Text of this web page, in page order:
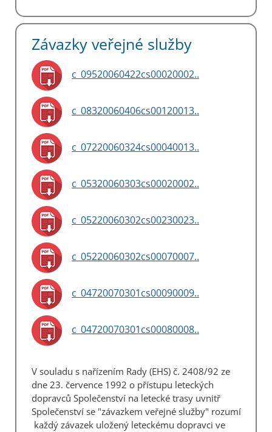
Závazky veřejné služby
c_09520060422cs00020002..
c_08320060406cs00120013..
c_07220060324cs00040013..
c_05320060303cs00020002..
c_05220060302cs00230023..
c_05220060302cs00070007..
c_04720070301cs00090009..
c_04720070301cs00080008..
V souladu s nařízením Rady (EHS) č. 2408/92 ze
dne 23. července 1992 o přístupu leteckých
dopravců Společenství na letecké trasy uvnitř
Společenství se "závazkem veřejné služby" rozumí
každý závazek uložený leteckému dopravci ve